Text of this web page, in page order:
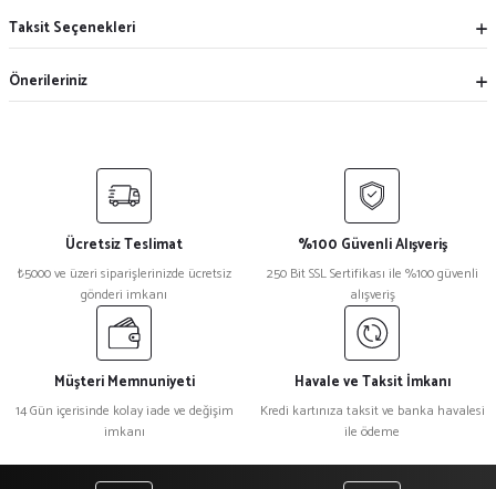
Taksit Seçenekleri
Önerileriniz
Ücretsiz Teslimat
₺5000 ve üzeri siparişlerinizde ücretsiz
gönderi imkanı
%100 Güvenli Alışveriş
250 Bit SSL Sertifikası ile %100 güvenli
alışveriş
Müşteri Memnuniyeti
14 Gün içerisinde kolay iade ve değişim
imkanı
Havale ve Taksit İmkanı
Kredi kartınıza taksit ve banka havalesi
ile ödeme